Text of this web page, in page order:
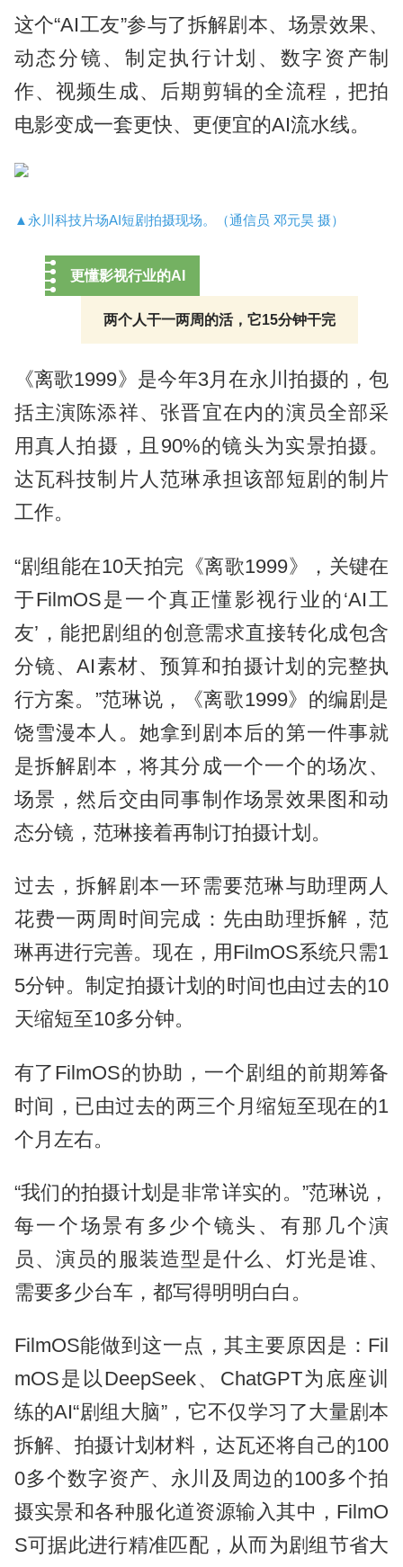
这个“AI工友”参与了拆解剧本、场景效果、
动态分镜、制定执行计划、数字资产制
作、视频生成、后期剪辑的全流程，把拍
电影变成一套更快、更便宜的AI流水线。
▲永川科技片场AI短剧拍摄现场。（通信员 邓元昊 摄）
更懂影视行业的AI
两个人干一两周的活，它15分钟干完
《离歌1999》是今年3月在永川拍摄的，包
括主演陈添祥、张晋宜在内的演员全部采
用真人拍摄，且90%的镜头为实景拍摄。
达瓦科技制片人范琳承担该部短剧的制片
工作。
“剧组能在10天拍完《离歌1999》，关键在
于FilmOS是一个真正懂影视行业的‘AI工
友’，能把剧组的创意需求直接转化成包含
分镜、AI素材、预算和拍摄计划的完整执
行方案。”范琳说，《离歌1999》的编剧是
饶雪漫本人。她拿到剧本后的第一件事就
是拆解剧本，将其分成一个一个的场次、
场景，然后交由同事制作场景效果图和动
态分镜，范琳接着再制订拍摄计划。
过去，拆解剧本一环需要范琳与助理两人
花费一两周时间完成：先由助理拆解，范
琳再进行完善。现在，用FilmOS系统只需1
5分钟。制定拍摄计划的时间也由过去的10
天缩短至10多分钟。
有了FilmOS的协助，一个剧组的前期筹备
时间，已由过去的两三个月缩短至现在的1
个月左右。
“我们的拍摄计划是非常详实的。”范琳说，
每一个场景有多少个镜头、有那几个演
员、演员的服装造型是什么、灯光是谁、
需要多少台车，都写得明明白白。
FilmOS能做到这一点，其主要原因是：Fil
mOS是以DeepSeek、ChatGPT为底座训
练的AI“剧组大脑”，它不仅学习了大量剧本
拆解、拍摄计划材料，达瓦还将自己的100
0多个数字资产、永川及周边的100多个拍
摄实景和各种服化道资源输入其中，FilmO
S可据此进行精准匹配，从而为剧组节省大